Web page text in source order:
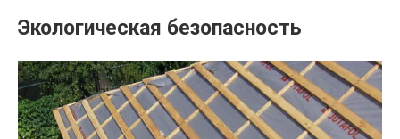
Экологическая безопасность